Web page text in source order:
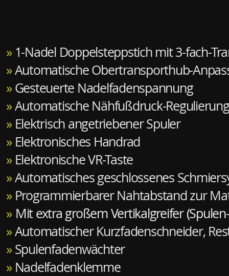
»1-Nadel Doppelsteppstich mit 3-fach-
»Automatische Obertransporthub-
» Gesteuerte Nadelfadenspannung
»Automatische Nähfußdruck-Regulierung
» Elektrisch angetriebener Spuler
» Elektronisches Handrad
» Elektronische VR-Taste
»Automatisches geschlossenes
»Programmierbarer Nahtabstand zur
» Mit extra großem Vertikalgreifer (Spulen
»Automatischer Kurzfadenschneider,
»Spulenfadenwächter
»Nadelfadenklemme